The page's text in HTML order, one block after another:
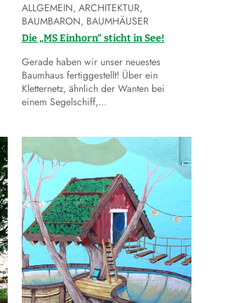
Die „MS Einhorn“ sticht in See!
ALLGEMEIN, ARCHITEKTUR,
BAUMBARON, BAUMHÄUSER
Gerade haben wir unser neuestes
Baumhaus fertiggestellt! Über ein
Kletternetz, ähnlich der Wanten bei
einem Segelschiff,...